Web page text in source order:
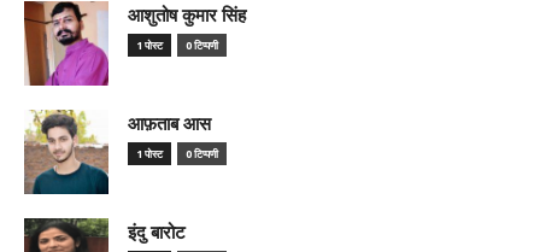
आशुतोष कुमार सिंह
1 पोस्ट 0 टिप्पणी
आफ़ताब आस
1 पोस्ट 0 टिप्पणी
इंदु बारोट